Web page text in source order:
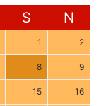
S N
1 2
8 9
15 16